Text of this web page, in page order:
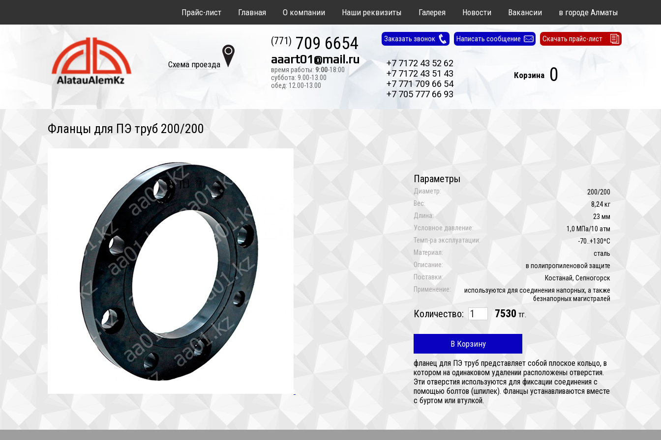
Прайс-лист Главная О компании Наши реквизиты Галерея Новости Вакансии в городе Алматы
Схема проезда
(771) 709 6654
aaart01@mail.ru
время работы: 9:00-18:00
суббота: 9.00-13.00
обед: 12.00-13.00
Заказать звонок Написать сообщение Скачать прайс-лист
+7 7172 43 52 62
+7 7172 43 51 43
+7 771 709 66 54
+7 705 777 66 93
Корзина 0
Фланцы для ПЭ труб 200/200
Параметры
Диаметр:
200/200
Вес:
8,24 кг
Длина:
23 мм
Условное давление:
1,0 МПа/10 атм
Темп-ра эксплуатации:
-70..+130ºC
Материал:
сталь
Описание:
в полипропиленовой защите
Поставки:
Костанай, Сепногорск
Применение:
используются для соединения напорных, а также
безнапорных магистралей
Количество: 7530 тг.
В Корзину
фланец для ПЭ труб представляет собой плоское кольцо, в
котором на одинаковом удалении расположены отверстия.
Эти отверстия используются для фиксации соединения с
помощью болтов (шпилек). Фланцы устанавливаются вместе
с буртом или втулкой.